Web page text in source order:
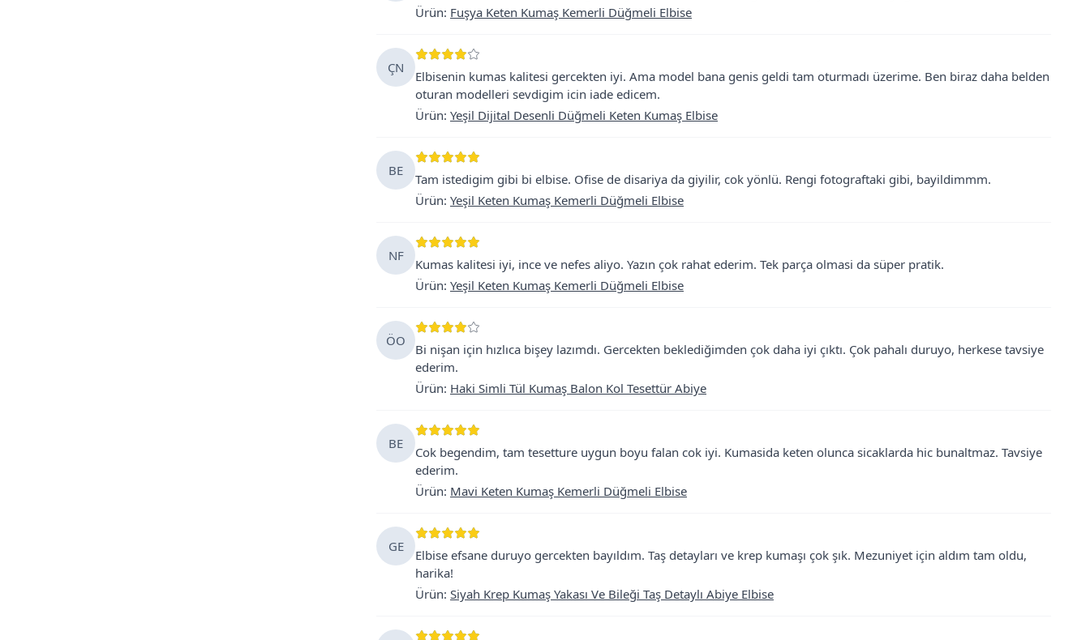
Ürün: Fuşya Keten Kumaş Kemerli Düğmeli Elbise
ÇN
Elbisenin kumas kalitesi gercekten iyi. Ama model bana genis geldi tam oturmadı üzerime. Ben biraz daha belden
oturan modelleri sevdigim icin iade edicem.
Ürün: Yeşil Dijital Desenli Düğmeli Keten Kumaş Elbise
BE
Tam istedigim gibi bi elbise. Ofise de disariya da giyilir, cok yönlü. Rengi fotograftaki gibi, bayildimmm.
Ürün: Yeşil Keten Kumaş Kemerli Düğmeli Elbise
NF
Kumas kalitesi iyi, ince ve nefes aliyo. Yazın çok rahat ederim. Tek parça olmasi da süper pratik.
Ürün: Yeşil Keten Kumaş Kemerli Düğmeli Elbise
ÖO
Bi nişan için hızlıca bişey lazımdı. Gercekten beklediğimden çok daha iyi çıktı. Çok pahalı duruyo, herkese tavsiye
ederim.
Ürün: Haki Simli Tül Kumaş Balon Kol Tesettür Abiye
BE
Cok begendim, tam tesetture uygun boyu falan cok iyi. Kumasida keten olunca sicaklarda hic bunaltmaz. Tavsiye
ederim.
Ürün: Mavi Keten Kumaş Kemerli Düğmeli Elbise
GE
Elbise efsane duruyo gercekten bayıldım. Taş detayları ve krep kumaşı çok şık. Mezuniyet için aldım tam oldu,
harika!
Ürün: Siyah Krep Kumaş Yakası Ve Bileği Taş Detaylı Abiye Elbise